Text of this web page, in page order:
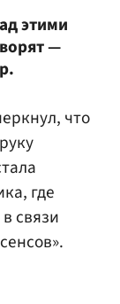
этими
—
что
где
связи